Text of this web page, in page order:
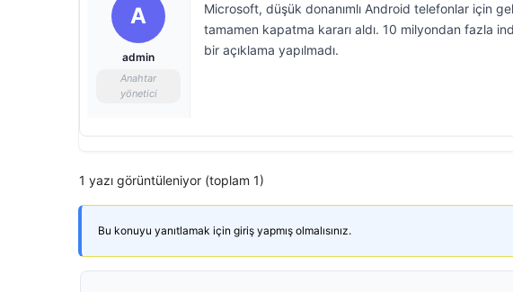
A
admin
Anahtar
yönetici
Microsoft, düşük donanımlı Android telefonlar için
tamamen kapatma kararı aldı. 10 milyondan fazla
bir açıklama yapılmadı.
1 yazı görüntüleniyor (toplam 1)
Bu konuyu yanıtlamak için giriş yapmış olmalısınız.